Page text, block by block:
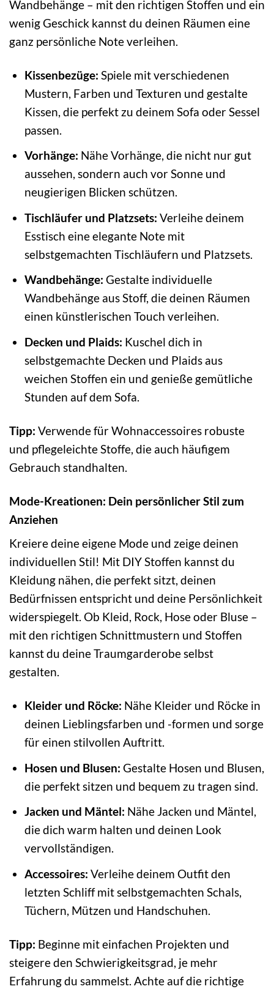
Wandbehänge – mit den richtigen Stoffen und ein
wenig Geschick kannst du deinen Räumen eine
ganz persönliche Note verleihen.
Kissenbezüge: Spiele mit verschiedenen
Mustern, Farben und Texturen und gestalte
Kissen, die perfekt zu deinem Sofa oder Sessel
passen.
Vorhänge: Nähe Vorhänge, die nicht nur gut
aussehen, sondern auch vor Sonne und
neugierigen Blicken schützen.
Tischläufer und Platzsets: Verleihe deinem
Esstisch eine elegante Note mit
selbstgemachten Tischläufern und Platzsets.
Wandbehänge: Gestalte individuelle
Wandbehänge aus Stoff, die deinen Räumen
einen künstlerischen Touch verleihen.
Decken und Plaids: Kuschel dich in
selbstgemachte Decken und Plaids aus
weichen Stoffen ein und genieße gemütliche
Stunden auf dem Sofa.
Tipp: Verwende für Wohnaccessoires robuste
und pflegeleichte Stoffe, die auch häufigem
Gebrauch standhalten.
Mode-Kreationen: Dein persönlicher Stil zum
Anziehen
Kreiere deine eigene Mode und zeige deinen
individuellen Stil! Mit DIY Stoffen kannst du
Kleidung nähen, die perfekt sitzt, deinen
Bedürfnissen entspricht und deine Persönlichkeit
widerspiegelt. Ob Kleid, Rock, Hose oder Bluse –
mit den richtigen Schnittmustern und Stoffen
kannst du deine Traumgarderobe selbst
gestalten.
Kleider und Röcke: Nähe Kleider und Röcke in
deinen Lieblingsfarben und -formen und sorge
für einen stilvollen Auftritt.
Hosen und Blusen: Gestalte Hosen und Blusen,
die perfekt sitzen und bequem zu tragen sind.
Jacken und Mäntel: Nähe Jacken und Mäntel,
die dich warm halten und deinen Look
vervollständigen.
Accessoires: Verleihe deinem Outfit den
letzten Schliff mit selbstgemachten Schals,
Tüchern, Mützen und Handschuhen.
Tipp: Beginne mit einfachen Projekten und
steigere den Schwierigkeitsgrad, je mehr
Erfahrung du sammelst. Achte auf die richtige